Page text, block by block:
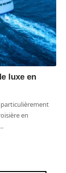
luxe en
en